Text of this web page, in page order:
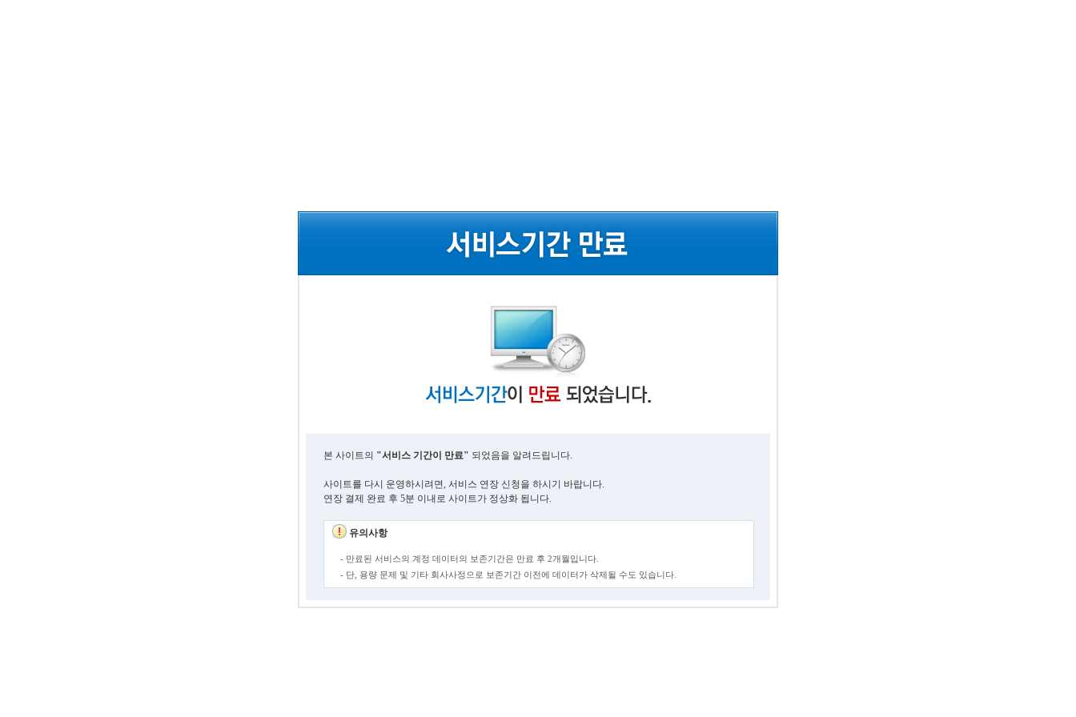
본 사이트의 "서비스 기간이 만료" 되었음을 알려드립니다.
사이트를 다시 운영하시려면, 서비스 연장 신청을 하시기 바랍니다.
연장 결제 완료 후 5분 이내로 사이트가 정상화 됩니다.
유의사항
- 만료된 서비스의 계정 데이터의 보존기간은 만료 후 2개월입니다.
- 단, 용량 문제 및 기타 회사사정으로 보존기간 이전에 데이터가 삭제될 수도 있습니다.